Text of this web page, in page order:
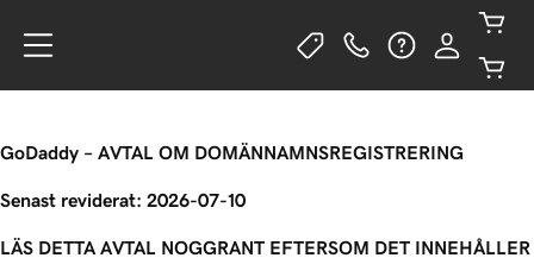
GoDaddy – AVTAL OM DOMÄNNAMNSREGISTRERING
Senast reviderat: 2026-07-10
LÄS DETTA AVTAL NOGGRANT EFTERSOM DET INNEHÅLLER